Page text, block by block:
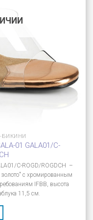
БИКИНИ
01 GALA01/C-
C-ROGD/ROGDCH –
золото" с хромированным
IFBB, высота
11,5 см.